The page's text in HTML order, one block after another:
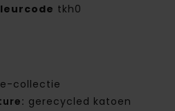
tkh0
collectie
gerecycled katoen